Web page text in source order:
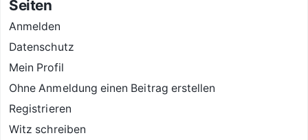
Seiten
Anmelden
Datenschutz
Mein Profil
Ohne Anmeldung einen Beitrag erstellen
Registrieren
Witz schreiben